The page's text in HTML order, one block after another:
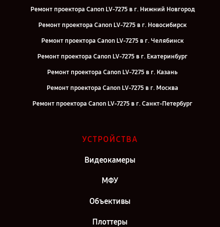
Ремонт проектора Canon LV-7275 в г. Нижний Новгород
Ремонт проектора Canon LV-7275 в г. Новосибирск
Ремонт проектора Canon LV-7275 в г. Челябинск
Ремонт проектора Canon LV-7275 в г. Екатеринбург
Ремонт проектора Canon LV-7275 в г. Казань
Ремонт проектора Canon LV-7275 в г. Москва
Ремонт проектора Canon LV-7275 в г. Санкт-Петербург
УСТРОЙСТВА
Видеокамеры
МФУ
Объективы
Плоттеры